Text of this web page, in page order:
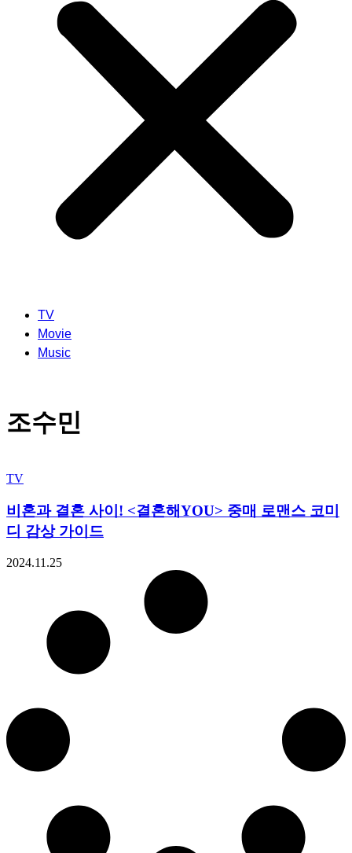
TV
Movie
Music
조수민
TV
비혼과 결혼 사이! <결혼해YOU> 중매 로맨스 코미
디 감상 가이드
2024.11.25